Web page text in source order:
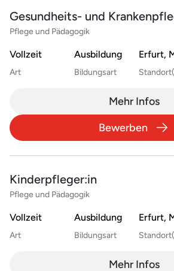
Gesundheits- und
Pflege und Pädagogik
Vollzeit
Art
Ausbildung
Bildungsart
Erfurt,
Mehr Infos
Bewerben
Kinderpfleger:in
Pflege und Pädagogik
Vollzeit
Art
Ausbildung
Bildungsart
Erfurt,
Mehr Infos